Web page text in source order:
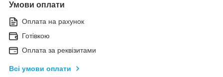
Умови оплати
Оплата на рахунок
Готівкою
Оплата за реквізитами
Всі умови оплати